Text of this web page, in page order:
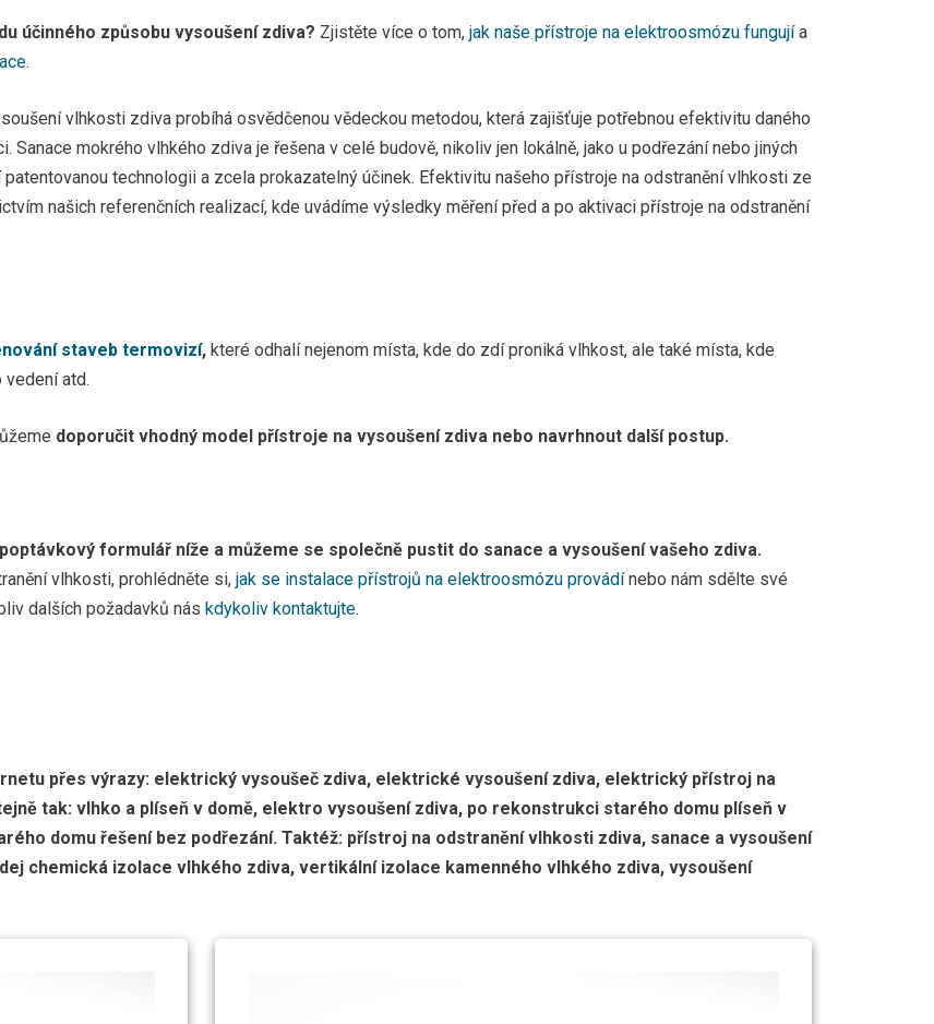
Vysoušení zdiva exekutorského úřadu Zlín, Lešetnín IV/707, Zlín
Vysušení budovy firmy Brabec vzduchotechnika s.r.o., Praha
Vysušení vlhkého zdiva 2 bytových domů města Strmilov
účinného způsobu vysoušení zdiva? Zjistěte více o tom, jak naše přístroje na elektroosmózu fungujía
.
vlhkosti zdiva probíhá osvědčenou vědeckou metodou, která zajišťuje potřebnou efektivitu daného
Sanace mokrého vlhkého zdiva je řešena v celé budově, nikoliv jen lokálně, jako u podřezání nebo jiných
technologii a zcela prokazatelný účinek. Efektivitu našeho přístroje na odstranění vlhkosti ze
našich referenčních realizací, kde uvádíme výsledky měření před a po aktivaci přístroje na odstranění
staveb termovizí, které odhalí nejenom místa, kde do zdí proniká vlhkost, ale také místa, kde
atd.
doporučit vhodný model přístroje na vysoušení zdiva nebo navrhnout další postup.
formulář níže a můžeme se společně pustit do sanace a vysoušení vašeho zdiva.
vlhkosti, prohlédněte si, jak se instalace přístrojů na elektroosmózu provádínebo nám sdělte své
dalších požadavků nás kdykoliv kontaktujte.
přes výrazy: elektrický vysoušeč zdiva, elektrické vysoušení zdiva, elektrický přístroj na
tak: vlhko a plíseň v domě, elektro vysoušení zdiva, po rekonstrukci starého domu plíseň v
domu řešení bez podřezání. Taktéž: přístroj na odstranění vlhkosti zdiva, sanace a vysoušení
chemická izolace vlhkého zdiva, vertikální izolace kamenného vlhkého zdiva, vysoušení
naší firmou nebo s námi spolupracujícími firmami ve Vašem